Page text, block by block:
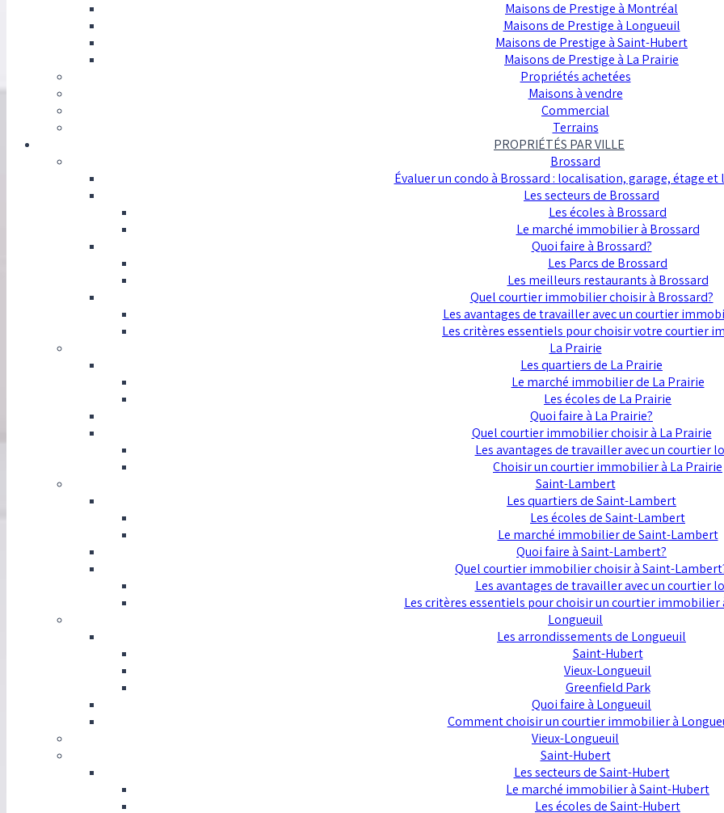
Maisons de Prestige à Montréal
Maisons de Prestige à Longueuil
Maisons de Prestige à Saint-Hubert
Maisons de Prestige à La Prairie
Propriétés achetées
Maisons à vendre
Commercial
Terrains
PROPRIÉTÉS PAR VILLE
Brossard
Évaluer un condo à Brossard : localisation, garage, étage et
Les secteurs de Brossard
Les écoles à Brossard
Le marché immobilier à Brossard
Quoi faire à Brossard?
Les Parcs de Brossard
Les meilleurs restaurants à Brossard
Quel courtier immobilier choisir à Brossard?
Les avantages de travailler avec un courtier
Les critères essentiels pour choisir votre courtier
La Prairie
Les quartiers de La Prairie
Le marché immobilier de La Prairie
Les écoles de La Prairie
Quoi faire à La Prairie?
Quel courtier immobilier choisir à La Prairie
Les avantages de travailler avec un courtier
Choisir un courtier immobilier à La Prairie
Saint-Lambert
Les quartiers de Saint-Lambert
Les écoles de Saint-Lambert
Le marché immobilier de Saint-Lambert
Quoi faire à Saint-Lambert?
Quel courtier immobilier choisir à Saint-
Les avantages de travailler avec un courtier
Les critères essentiels pour choisir un courtier immobilier
Longueuil
Les arrondissements de Longueuil
Saint-Hubert
Vieux-Longueuil
Greenfield Park
Quoi faire à Longueuil
Comment choisir un courtier immobilier à
Vieux-Longueuil
Saint-Hubert
Les secteurs de Saint-Hubert
Le marché immobilier à Saint-Hubert
Les écoles de Saint-Hubert